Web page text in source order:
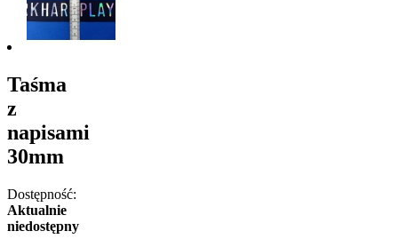
Taśma
z
napisami
30mm
Dostępność:
Aktualnie
niedostępny